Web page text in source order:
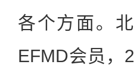
各个方面。
EFMD会员，